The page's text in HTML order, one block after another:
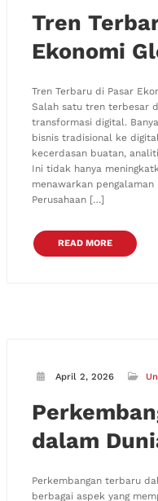
Tren
Ekonomi
Tren Terbaru di Pasar
Salah satu tren terbesar
transformasi digital.
bisnis tradisional ke
kecerdasan buatan,
Ini tidak hanya
menawarkan
Perusahaan […]
READ MORE
April 2, 2026
dalam
Perkembangan terbaru
berbagai aspek yang